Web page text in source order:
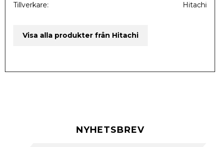
Tillverkare
Hitachi
Visa alla produkter från Hitachi
NYHETSBREV